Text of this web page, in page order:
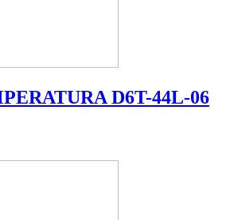
D6T-44L-06